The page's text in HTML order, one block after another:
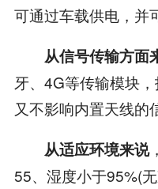
可通过车载供电，并
从信号传输方面
牙、4G等传输模块
又不影响内置天线的
从适应环境来说
55、湿度小于95%(